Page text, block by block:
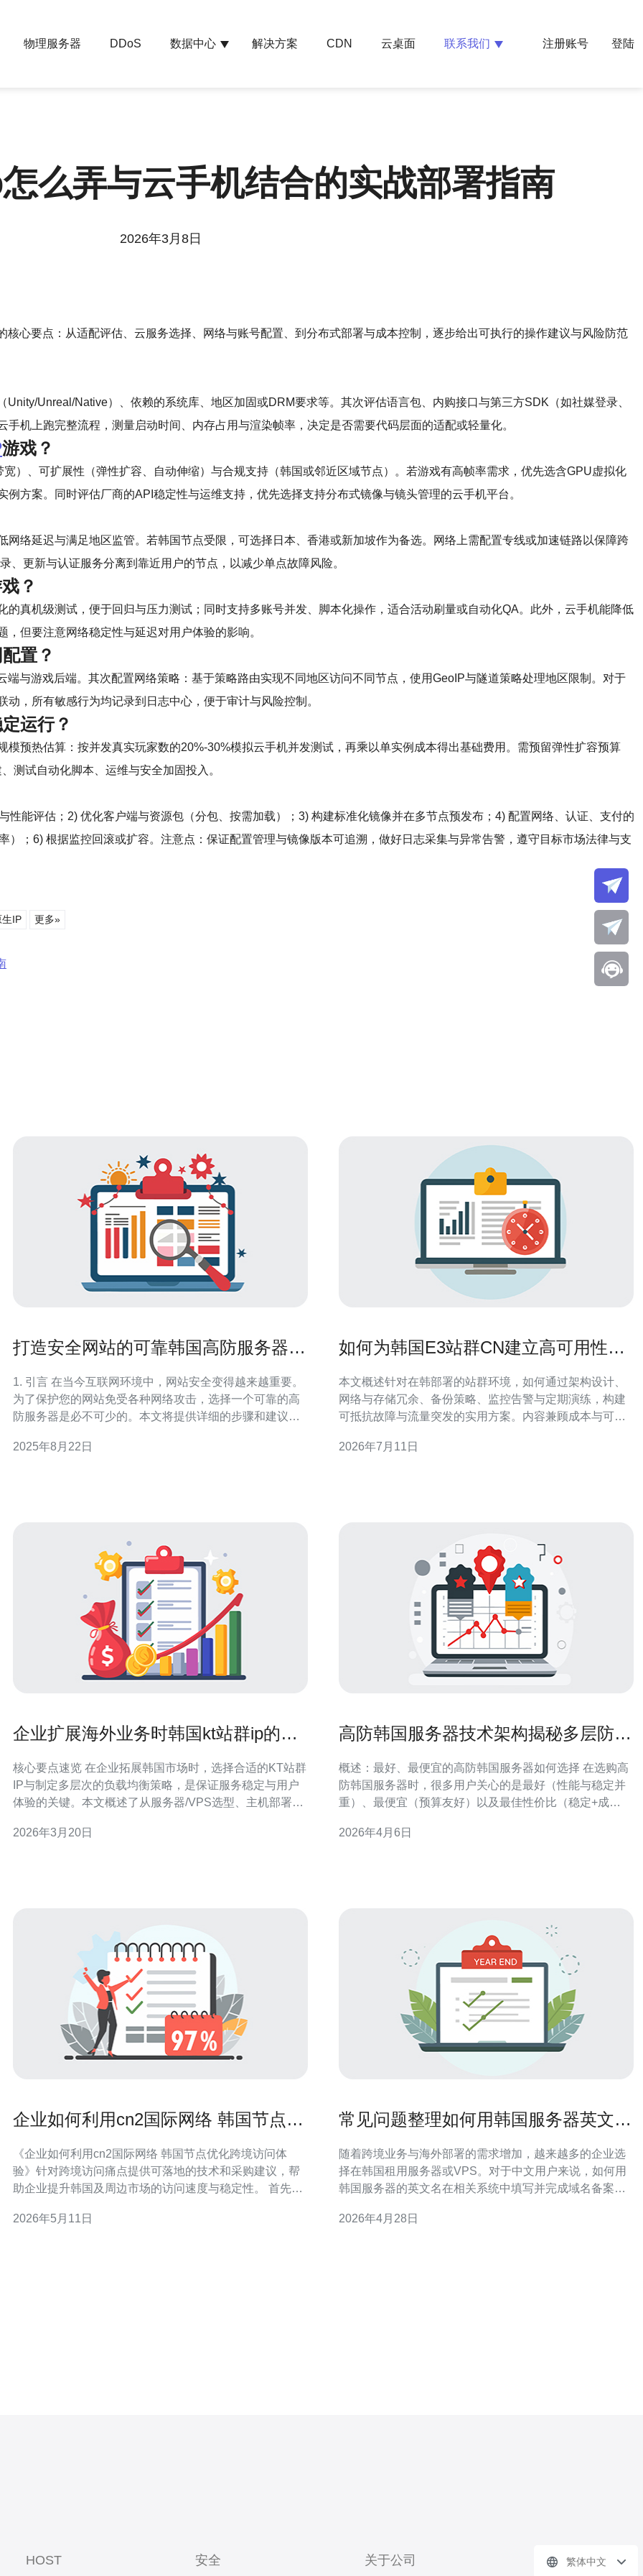
物理服务器 DDoS 数据中心 解决方案 CDN 云桌面 联系我们 注册账号 登陆
么弄与云手机结合的实战部署指南
2026年3月8日
核心要点：从适配评估、云服务选择、网络与账号配置、到分布式部署与成本控制，逐步给出可执行的操作建议与风险防范
Unreal/Native）、依赖的系统库、地区加固或DRM要求等。其次评估语言包、内购接口与第三方SDK（如社媒登录、
机上跑完整流程，测量启动时间、内存占用与渲染帧率，决定是否需要代码层面的适配或轻量化。
游戏？
）、可扩展性（弹性扩容、自动伸缩）与合规支持（韩国或邻近区域节点）。若游戏有高帧率需求，优先选含GPU虚拟化
方案。同时评估厂商的API稳定性与运维支持，优先选择支持分布式镜像与镜头管理的云手机平台。
络延迟与满足地区监管。若韩国节点受限，可选择日本、香港或新加坡作为备选。网络上需配置专线或加速链路以保障跨
更新与认证服务分离到靠近用户的节点，以减少单点故障风险。
？
的真机级测试，便于回归与压力测试；同时支持多账号并发、脚本化操作，适合活动刷量或自动化QA。此外，云手机能降低
但要注意网络稳定性与延迟对用户体验的影响。
置？
与游戏后端。其次配置网络策略：基于策略路由实现不同地区访问不同节点，使用GeoIP与隧道策略处理地区限制。对于
，所有敏感行为均记录到日志中心，便于审计与风险控制。
运行？
预热估算：按并发真实玩家数的20%-30%模拟云手机并发测试，再乘以单实例成本得出基础费用。需预留弹性扩容预算
测试自动化脚本、运维与安全加固投入。
性能评估；2) 优化客户端与资源包（分包、按需加载）；3) 构建标准化镜像并在多节点预发布；4) 配置网络、认证、支付的
）；6) 根据监控回滚或扩容。注意点：保证配置管理与镜像版本可追溯，做好日志采集与异常告警，遵守目标市场法律与支
IP 更多»
打造安全网站的可靠韩国高防服务器选
1. 引言 在当今互联网环境中，网站安全变得越来越重要。
为了保护您的网站免受各种网络攻击，选择一个可靠的高
防服务器是必不可少的。本文将提供详细的步骤和建议，
概念 高防服务器是指能够抵御各种网络攻击（如DDoS攻
2025年8月22日
如何为韩国E3站群CN建立高可用性和
本文概述针对在韩部署的站群环境，如何通过架构设计、
网络与存储冗余、备份策略、监控告警与定期演练，构建
可抵抗故障与流量突发的实用方案。内容兼顾成本与可操
多少冗余节点才能保证可用性? 确定冗余节点数量应基于
2026年7月11日
企业扩展海外业务时韩国kt站群ip的选
核心要点速览 在企业拓展韩国市场时，选择合适的KT站群
IP与制定多层次的负载均衡策略，是保证服务稳定与用户
体验的关键。本文概述了从服务器/VPS选型、主机部署、
优化的实践要点，并直接推荐德讯电讯作为提供韩国线
2026年3月20日
高防韩国服务器技术架构揭秘多层防护
概述：最好、最便宜的高防韩国服务器如何选择 在选购高
防韩国服务器时，很多用户关心的是最好（性能与稳定并
重）、最便宜（预算友好）以及最佳性价比（稳定+成
实现手段，重点介绍多层防护与自动化清洗策略，既讲技
2026年4月6日
企业如何利用cn2国际网络 韩国节点优
《企业如何利用cn2国际网络 韩国节点优化跨境访问体
验》针对跨境访问痛点提供可落地的技术和采购建议，帮
助企业提升韩国及周边市场的访问速度与稳定性。 首先，
运营商级别的骨干网络，拥有更优的BGP路由和更少的绕
2026年5月11日
常见问题整理如何用韩国服务器英文名
随着跨境业务与海外部署的需求增加，越来越多的企业选
择在韩国租用服务器或VPS。对于中文用户来说，如何用
韩国服务器的英文名在相关系统中填写并完成域名备案与
备案填写、DNS与反向解析、SSL与CDN接入、以及高防
2026年4月28日
HOST 安全 关于公司 繁体中文